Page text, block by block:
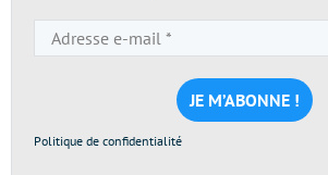
e-
mail
*
Politique de confidentialité